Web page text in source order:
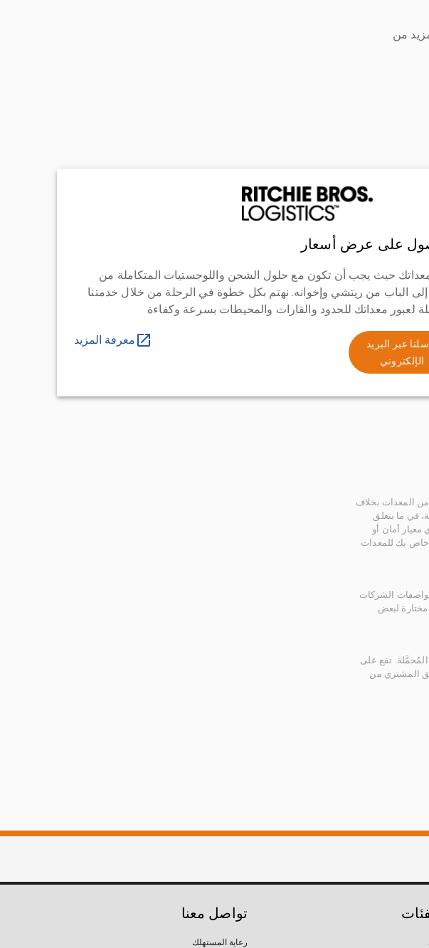
من
على عرض أسعار
حيث يجب أن تكون مع حلول الشحن واللوجستيات المتكاملة من
إلى الباب من ريتشي وإخوانه. نهتم بكل خطوة في الرحلة من خلال خدمتنا
لعبور معداتك للحدود والقارات والمحيطات بسرعة وكفاءة
عبر البريد
الإلكتروني
معرفة المزيد
المعدات بخلاف
في ما يتعلق
معيار أمان أو
خاص بك للمعدات
الشركات
لبعض
تقع على
المشتري من
تواصل معنا
رعاية المستهلك